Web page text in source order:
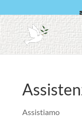
arabo
Assistiamo